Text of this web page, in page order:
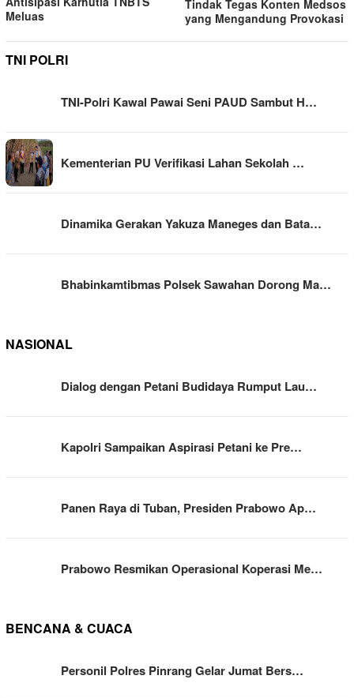
Meluas
Tindak Tegas Konten Medsos
yang Mengandung Provokasi
TNI POLRI
TNI-Polri Kawal Pawai Seni PAUD Sambut H…
Kementerian PU Verifikasi Lahan Sekolah …
Dinamika Gerakan Yakuza Maneges dan Bata…
Bhabinkamtibmas Polsek Sawahan Dorong Ma…
NASIONAL
Dialog dengan Petani Budidaya Rumput Lau…
Kapolri Sampaikan Aspirasi Petani ke Pre…
Panen Raya di Tuban, Presiden Prabowo Ap…
Prabowo Resmikan Operasional Koperasi Me…
BENCANA & CUACA
Personil Polres Pinrang Gelar Jumat Bers…